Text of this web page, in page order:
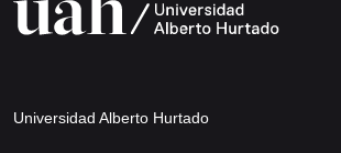
Universidad Alberto Hurtado